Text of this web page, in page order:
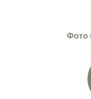
Фото